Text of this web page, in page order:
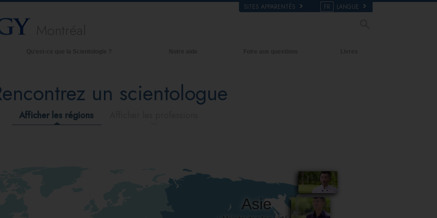
SITES APPARENTÉS FR LANGUE
et Codes de Scientologie
scientologues et la Scientologie
un scientologue
L’organisation de la Scientologie
un scientologue
Afficher les régions